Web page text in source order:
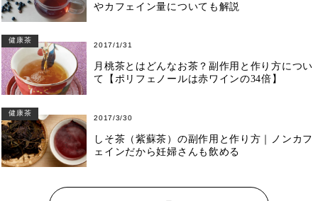
やカフェイン量についても解説
健康茶
2017/1/31
月桃茶とはどんなお茶？副作用と作り方につい
て【ポリフェノールは赤ワインの34倍】
健康茶
2017/3/30
しそ茶（紫蘇茶）の副作用と作り方｜ノンカフ
ェインだから妊婦さんも飲める